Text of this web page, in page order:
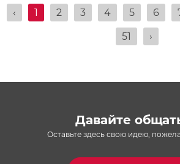
‹ 1 2 3 4 5 6
51 ›
Давайте
Оставьте здесь свою идею,